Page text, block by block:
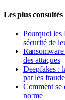
Les plus
Pourquoi les
sécurité de
des attaques
Deepfakes :
par les
Comment se
norme